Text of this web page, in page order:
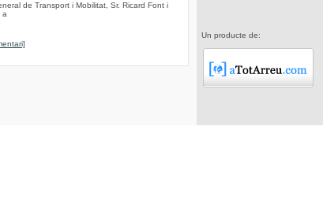
de Transport i Mobilitat, Sr. Ricard Font i
a
Un producte de: